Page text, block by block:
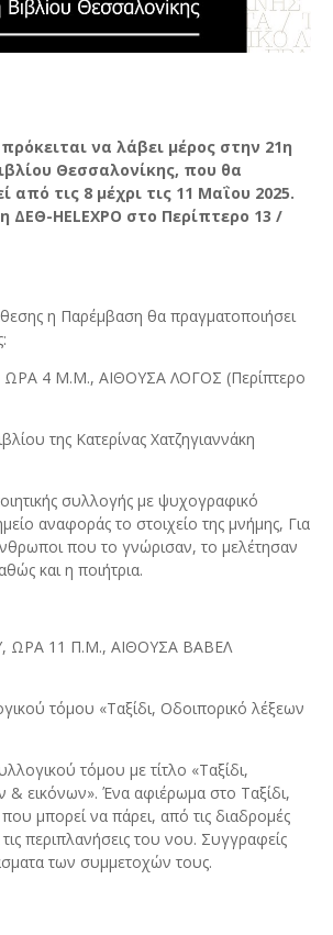
να λάβει μέρος στην 21η
Θεσσαλονίκης, που θα
από τις 8 μέχρι τις 11 Μαΐου 2025.
ΔΕΘ-HELEXPO στο Περίπτερο 13 /
η Παρέμβαση θα πραγματοποιήσει
4 Μ.Μ., ΑΙΘΟΥΣΑ ΛΟΓΟΣ (Περίπτερο
της Κατερίνας Χατζηγιαννάκη
συλλογής με ψυχογραφικό
αναφοράς το στοιχείο της μνήμης, Για
που το γνώρισαν, το μελέτησαν
και η ποιήτρια.
ΩΡΑ 11 Π.Μ., ΑΙΘΟΥΣΑ ΒΑΒΕΛ
τόμου «Ταξίδι, Οδοιπορικό λέξεων
τόμου με τίτλο «Ταξίδι,
& εικόνων». Ένα αφιέρωμα στο Ταξίδι,
μπορεί να πάρει, από τις διαδρομές
περιπλανήσεις του νου. Συγγραφείς
των συμμετοχών τους.